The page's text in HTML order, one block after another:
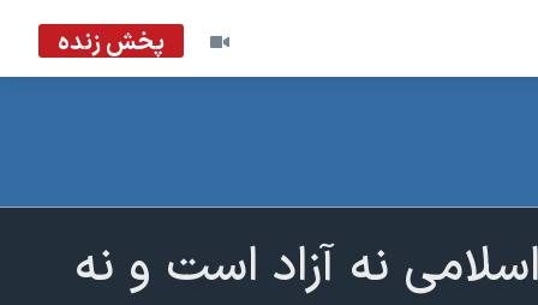
پخش زنده
نه آزاد است و نه